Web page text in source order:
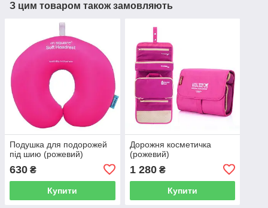
З цим товаром також замовляють
Подушка для подорожей
під шию (рожевий)
630 ₴
Купити
Дорожня косметичка
(рожевий)
1 280₴
Купити